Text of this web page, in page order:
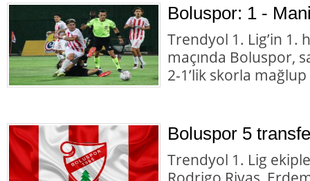
Boluspor: 1 -
Trendyol 1. Lig’in 1.
maçında Boluspor,
2-1’lik skorla
Boluspor 5
Trendyol 1. Lig